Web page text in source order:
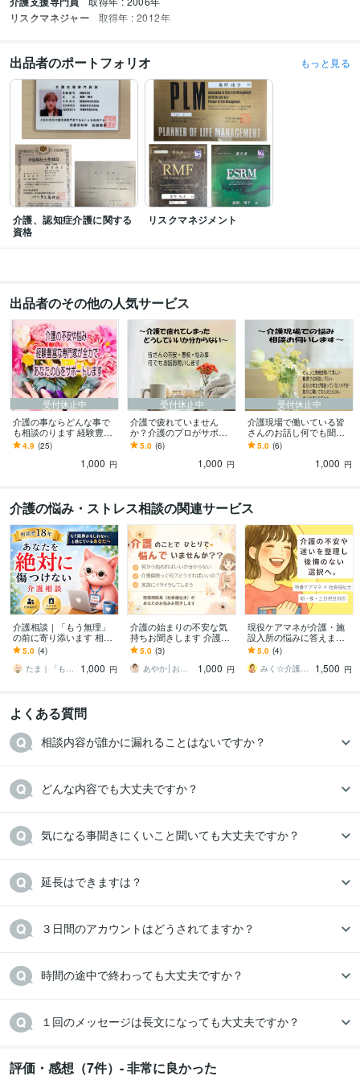
リスクマネジャー 取得年 : 2012年
出品者のポートフォリオ もっと見る
介護、認知症介護に関する
資格
リスクマネジメント
出品者のその他の人気サービス
受付休止中
介護の事ならどんな事で
も相談のります 経験豊富
な介護の専門家があなた
の心をサポートします！
4.9 (25)
1,000 円
受付休止中
介護で疲れていません
か？介護のプロがサポー
トします 一人で悩まず、
ちょっと話してみたら？
きっと元気になれるは
5.0 (6)
1,000 円
受付休止中
介護現場で働いている皆
さんのお話し何でも聞き
ます 介護現場の愚痴や相
談、何でもお聞きします
5.0 (6)
1,000 円
介護の悩み・ストレス相談の関連サービス
介護相談｜「もう無理」
の前に寄り添います 相談
歴18年の現役相談員｜介
護疲れ・認知症・施設入
所
5.0 (4)
たま｜「もう無理」になる前のほっと相談室
1,000 円
介護の始まりの不安な気
持ちお聞きします 介護の
「何から始めればいいか
分からない」をお聞きす
る介護相談
5.0 (3)
あやか│お悩み相談室
1,000 円
現役ケアマネが介護・施
設入所の悩みに答えます
今の状況を整理して、あ
なたに合った介護の形を
一緒に考えます
5.0 (4)
みく☆介護相談・ケアマネ記録サポート
1,500 円
よくある質問
相談内容が誰かに漏れることはないですか？
どんな内容でも大丈夫ですか？
気になる事聞きにくいこと聞いても大丈夫ですか？
延長はできますは？
３日間のアカウントはどうされてますか？
時間の途中で終わっても大丈夫ですか？
１回のメッセージは長文になっても大丈夫ですか？
評価・感想（7件）- 非常に良かった